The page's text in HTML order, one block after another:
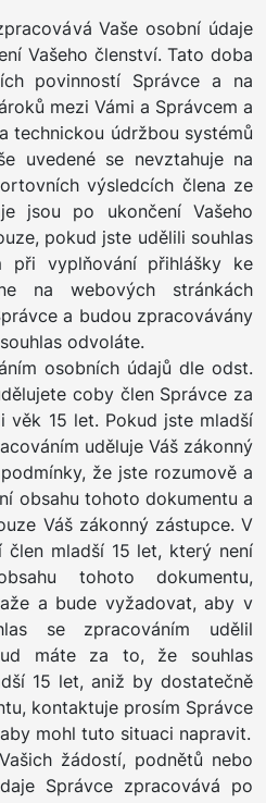
Vaše osobní údaje
Vašeho členství. Tato doba
povinností Správce a na
mezi Vámi a Správcem a
technickou údržbou systémů
uvedené se nevztahuje na
výsledcích člena ze
jsou po ukončení Vašeho
pokud jste udělili souhlas
při vyplňování přihlášky ke
na webových stránkách
a budou zpracovávány
odvoláte.
osobních údajů dle odst.
coby člen Správce za
věk 15 let. Pokud jste mladší
uděluje Váš zákonný
že jste rozumově a
obsahu tohoto dokumentu a
Váš zákonný zástupce. V
člen mladší 15 let, který není
tohoto dokumentu,
a bude vyžadovat, aby v
se zpracováním udělil
máte za to, že souhlas
15 let, aniž by dostatečně
kontaktuje prosím Správce
mohl tuto situaci napravit.
žádostí, podnětů nebo
Správce zpracovává po